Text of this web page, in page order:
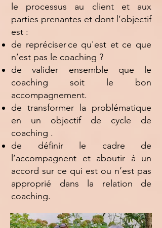
le processus au client et aux
parties prenantes et dont l’objectif
est :
de repréciser ce qu'est et ce que
n’est pas le coaching ?
de valider ensemble que le
coaching soit le bon
accompagnement.
de transformer la problématique
en un objectif de cycle de
coaching .
de définir le cadre de
l’accompagnent et aboutir à un
accord sur ce qui est ou n’est pas
approprié dans la relation de
coaching.